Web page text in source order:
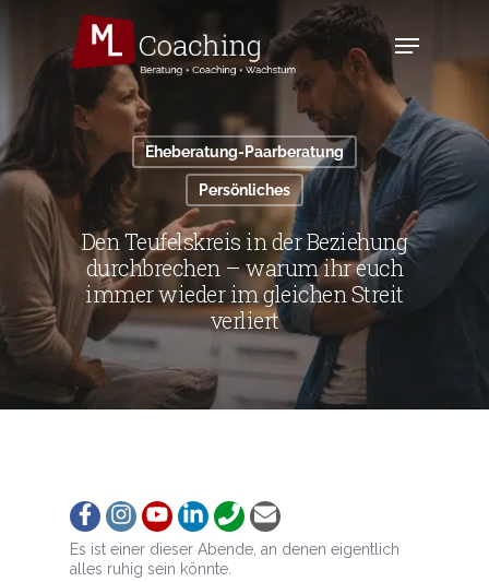
content
Menu
Eheberatung-Paarberatung
Persönliches
Den Teufelskreis in der Beziehung
durchbrechen – warum ihr euch
immer wieder im gleichen Streit
verliert
FollowFollowViewFollow Call Email
Es ist einer dieser Abende, an denen eigentlich
alles ruhig sein könnte.